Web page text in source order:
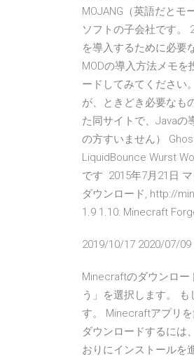
MOJANG（英語だとモ
ソフトの子会社です。
を導入するために必要
MODの導入方法メモ
ードしてみてください
が、ときどき必要なも
た同サイトで、Javaの
の方すいません）
LiquidBounce Wurst
です 2015年7月21日
ダウンロード, http://
1.9 1.10: Minecraft
2019/10/17 2020/07/
Minecraftのダウンロー
う」を選択します。
す。 Minecraftアプリ
ダウンロードするには
おりにインストールを